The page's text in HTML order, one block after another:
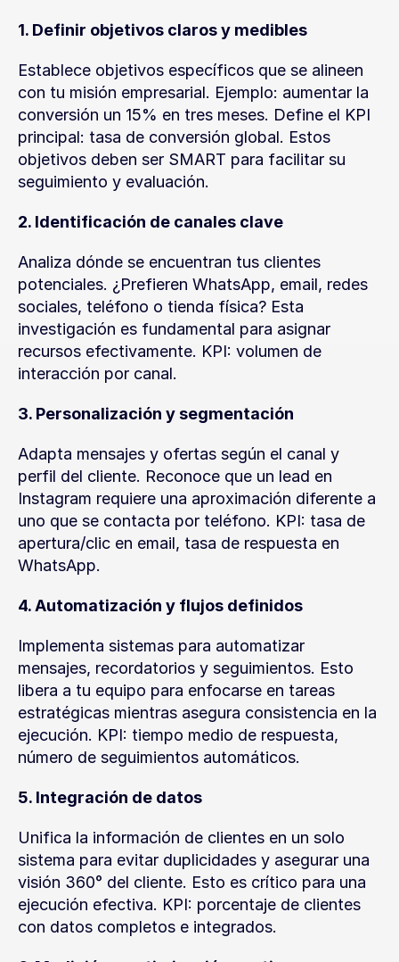
1. Definir objetivos claros y medibles
Establece objetivos específicos que se alineen
con tu misión empresarial. Ejemplo: aumentar la
conversión un 15% en tres meses. Define el KPI
principal: tasa de conversión global. Estos
objetivos deben ser SMART para facilitar su
seguimiento y evaluación.
2. Identificación de canales clave
Analiza dónde se encuentran tus clientes
potenciales. ¿Prefieren WhatsApp, email, redes
sociales, teléfono o tienda física? Esta
investigación es fundamental para asignar
recursos efectivamente. KPI: volumen de
interacción por canal.
3. Personalización y segmentación
Adapta mensajes y ofertas según el canal y
perfil del cliente. Reconoce que un lead en
Instagram requiere una aproximación diferente a
uno que se contacta por teléfono. KPI: tasa de
apertura/clic en email, tasa de respuesta en
WhatsApp.
4. Automatización y flujos definidos
Implementa sistemas para automatizar
mensajes, recordatorios y seguimientos. Esto
libera a tu equipo para enfocarse en tareas
estratégicas mientras asegura consistencia en la
ejecución. KPI: tiempo medio de respuesta,
número de seguimientos automáticos.
5. Integración de datos
Unifica la información de clientes en un solo
sistema para evitar duplicidades y asegurar una
visión 360° del cliente. Esto es crítico para una
ejecución efectiva. KPI: porcentaje de clientes
con datos completos e integrados.